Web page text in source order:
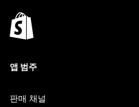
앱 범주
판매 채널